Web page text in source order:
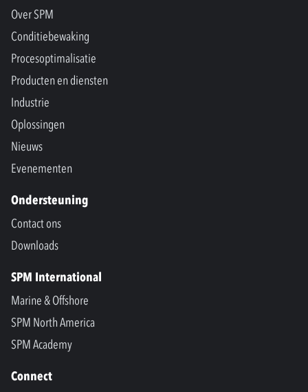
Over SPM
Conditiebewaking
Procesoptimalisatie
Producten en diensten
Industrie
Oplossingen
Nieuws
Evenementen
Ondersteuning
Contact ons
Downloads
SPM International
Marine & Offshore
SPM North America
SPM Academy
Connect